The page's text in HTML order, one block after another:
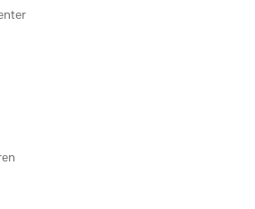
Details zum
wer den Verlust gemeldet
Zusammenfassung der aktuellen
an, einschließlich